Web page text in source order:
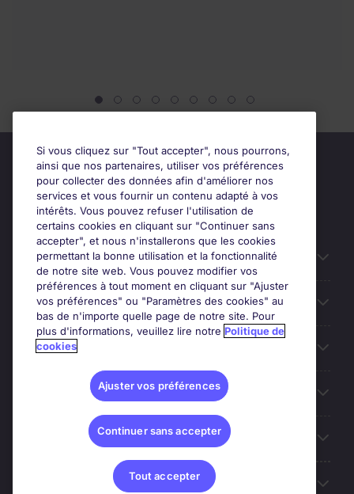
Candidats
Entreprises
Contact
Les avis Google
Nos offres d'emploi
Si vous cliquez sur "Tout accepter", nous pourrons,
ainsi que nos partenaires, utiliser vos préférences
pour collecter des données afin d'améliorer nos
services et vous fournir un contenu adapté à vos
intérêts. Vous pouvez refuser l'utilisation de
certains cookies en cliquant sur "Continuer sans
accepter", et nous n'installerons que les cookies
permettant la bonne utilisation et la fonctionnalité
de notre site web. Vous pouvez modifier vos
préférences à tout moment en cliquant sur "Ajuster
vos préférences" ou "Paramètres des cookies" au
bas de n'importe quelle page de notre site. Pour
plus d'informations, veuillez lire notre Politique de
cookies
Ajuster vos préférences
Continuer sans accepter
Tout accepter